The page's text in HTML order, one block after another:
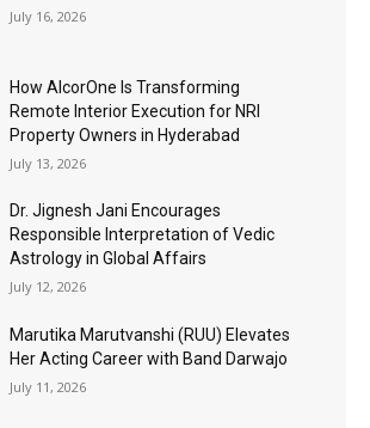
July 16, 2026
How AlcorOne Is Transforming
Remote Interior Execution for NRI
Property Owners in Hyderabad
July 13, 2026
Dr. Jignesh Jani Encourages
Responsible Interpretation of Vedic
Astrology in Global Affairs
July 12, 2026
Marutika Marutvanshi (RUU) Elevates
Her Acting Career with Band Darwajo
July 11, 2026